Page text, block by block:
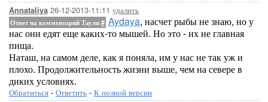
Annataliya 26-12-2013-11:11 удалить
Ответ на комментарий Таули # Aydaya, насчет рыбы не знаю, но у
нас они едят еще каких-то мышей. Но это - их не главная
пища.
Наташ, на самом деле, как я поняла, им у нас не так уж и
плохо. Продолжительность жизни выше, чем на севере в
диких условиях.
Обратиться - Ответить - К полной версии